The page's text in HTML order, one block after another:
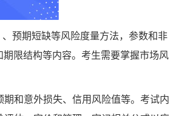
预期短缺等风险度量方法，参数和非
限结构等内容。考生需要掌握市场风
和意外损失、信用风险值等。考试内